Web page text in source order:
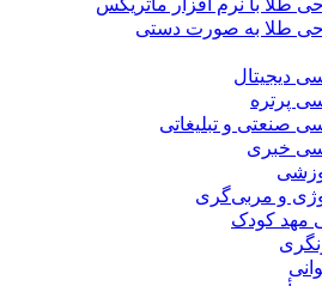
طلا به صورت دستی
دیجیتال
پرتره
صنعتی و تبلیغاتی
خبری
و مربی‌گری
مهد کودک